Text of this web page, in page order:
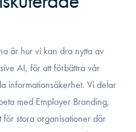
är hur vi kan dra nytta av
AI, för att förbättra vår
informationsäkerhet. Vi delar
med Employer Branding,
för stora organisationer där